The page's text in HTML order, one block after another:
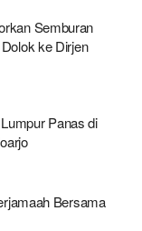
Semburan
ke Dirjen
Panas di
Bersama